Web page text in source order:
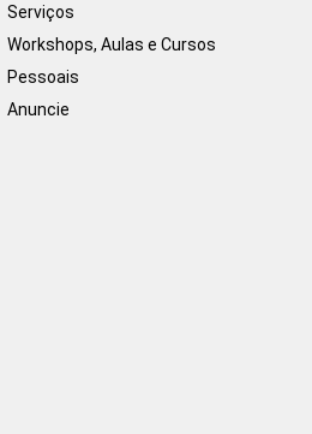
Serviços
Workshops, Aulas e Cursos
Pessoais
Anuncie